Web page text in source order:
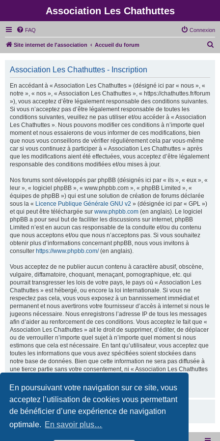
En poursuivant votre navigation sur ce site, vous
acceptez l’utilisation de cookies vous permettant
de bénéficier d’une expérience de navigation
optimale. En savoir plus…
Association Les Chathuttes
FAQ Connexion
Site internet de l'association Accueil du forum
Association Les Chathuttes - Inscription
En accédant à « Association Les Chathuttes » (désigné ici par « nous », «
notre », « nos », « Association Les Chathuttes », « https://chathuttes.fr/forum
»), vous acceptez d’être légalement responsable des conditions suivantes.
Si vous n’acceptez pas d’être légalement responsable de toutes les
conditions suivantes, veuillez ne pas utiliser et/ou accéder à « Association
Les Chathuttes ». Nous pouvons modifier ces conditions à n’importe quel
moment et nous essaierons de vous informer de ces modifications, bien
que nous vous conseillons de vérifier régulièrement cela par vous-même
car si vous continuez à participer à « Association Les Chathuttes » après
que les modifications aient été effectuées, vous acceptez d’être légalement
responsable des conditions modifiées et/ou mises à jour.
Nos forums sont développés par phpBB (désignés ici par « ils », « eux », «
leur », « logiciel phpBB », « www.phpbb.com », « phpBB Limited », «
équipes de phpBB ») qui est une solution de création de forums déclarée
sous la « Licence Publique Générale GNU v2 » (désignée ici par « GPL »)
et qui peut être téléchargée sur www.phpbb.com (en anglais). Le logiciel
phpBB a pour seul but de faciliter les discussions sur internet, phpBB
Limited n’est en aucun cas responsable de la conduite et/ou du contenu
que nous acceptons et/ou que nous n’acceptons pas. Si vous souhaitez
obtenir plus d’informations concernant phpBB, nous vous invitons à
consulter https://www.phpbb.com/(en anglais).
Vous acceptez de ne publier aucun contenu à caractère abusif, obscène,
vulgaire, diffamatoire, choquant, menaçant, pornographique, etc. qui
pourrait transgresser les lois de votre pays, le pays où « Association Les
Chathuttes » est hébergé, ou encore la loi internationale. Si vous ne
respectez pas cela, vous vous exposez à un bannissement immédiat et
permanent et nous avertirons votre fournisseur d’accès à internet si nous le
jugeons nécessaire. Nous enregistrons l’adresse IP de tous les messages
afin d’aider au renforcement de ces conditions. Vous acceptez le fait que «
Association Les Chathuttes » ait le droit de supprimer, d’éditer, de déplacer
ou de verrouiller n’importe quel sujet à n’importe quel moment si nous
estimons que cela est nécessaire. En tant qu’utilisateur, vous acceptez que
toutes les informations que vous avez spécifiées soient stockées dans
notre base de données. Bien que cette information ne sera pas diffusée à
une tierce partie sans votre consentement, ni « Association Les Chathuttes
tentative de piratage visant à compromettre vos données.